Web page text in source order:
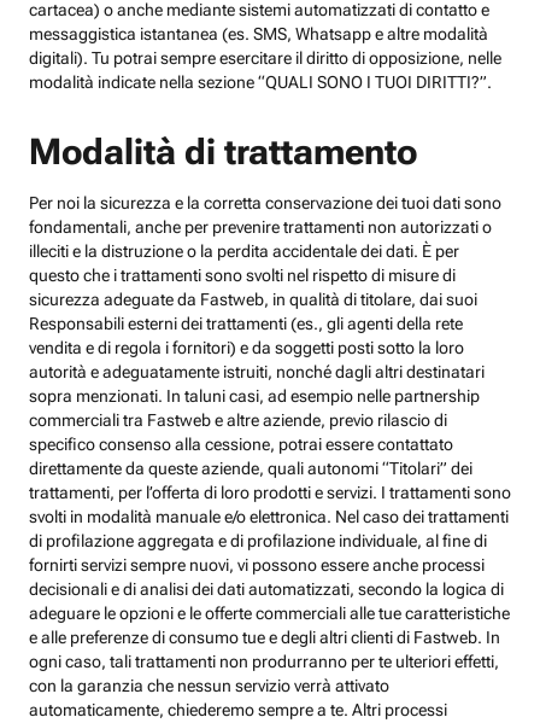
cartacea) o anche mediante sistemi automatizzati di contatto e
messaggistica istantanea (es. SMS, Whatsapp e altre modalità
digitali). Tu potrai sempre esercitare il diritto di opposizione, nelle
modalità indicate nella sezione “QUALI SONO I TUOI DIRITTI?”.
Modalità di trattamento
Per noi la sicurezza e la corretta conservazione dei tuoi dati sono
fondamentali, anche per prevenire trattamenti non autorizzati o
illeciti e la distruzione o la perdita accidentale dei dati. È per
questo che i trattamenti sono svolti nel rispetto di misure di
sicurezza adeguate da Fastweb, in qualità di titolare, dai suoi
Responsabili esterni dei trattamenti (es., gli agenti della rete
vendita e di regola i fornitori) e da soggetti posti sotto la loro
autorità e adeguatamente istruiti, nonché dagli altri destinatari
sopra menzionati. In taluni casi, ad esempio nelle partnership
commerciali tra Fastweb e altre aziende, previo rilascio di
specifico consenso alla cessione, potrai essere contattato
direttamente da queste aziende, quali autonomi “Titolari” dei
trattamenti, per l’offerta di loro prodotti e servizi. I trattamenti sono
svolti in modalità manuale e/o elettronica. Nel caso dei trattamenti
di profilazione aggregata e di profilazione individuale, al fine di
fornirti servizi sempre nuovi, vi possono essere anche processi
decisionali e di analisi dei dati automatizzati, secondo la logica di
adeguare le opzioni e le offerte commerciali alle tue caratteristiche
e alle preferenze di consumo tue e degli altri clienti di Fastweb. In
ogni caso, tali trattamenti non produrranno per te ulteriori effetti,
con la garanzia che nessun servizio verrà attivato
automaticamente, chiederemo sempre a te. Altri processi